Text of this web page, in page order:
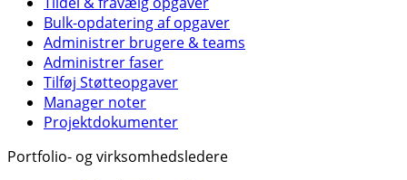
Bulk-opdatering af opgaver
Administrer brugere & teams
Administrer faser
Tilføj Støtteopgaver
Manager noter
Projektdokumenter
Portfolio- og virksomhedsledere